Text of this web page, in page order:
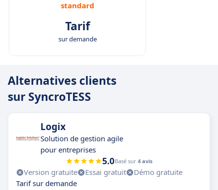
standard
Tarif
sur demande
Alternatives clients
sur SyncroTESS
Logix
Solution de gestion agile
pour entreprises
5.0Basé sur 4 avis
Version gratuite Essai gratuit
Démo gratuite
Tarif sur demande